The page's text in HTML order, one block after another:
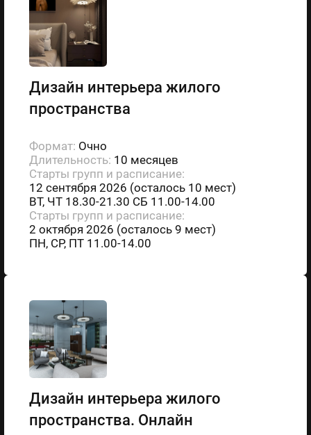
Дизайн интерьера жилого
пространства
Формат: Очно
Длительность: 10 месяцев
Старты групп и расписание:
12 сентября 2026 (осталось 10 мест)
ВТ, ЧТ 18.30-21.30 СБ 11.00-14.00
Старты групп и расписание:
2 октября 2026 (осталось 9 мест)
ПН, СР, ПТ 11.00-14.00
Дизайн интерьера жилого
пространства. Онлайн